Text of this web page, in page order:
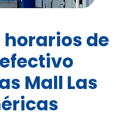
horarios de
Mall Las